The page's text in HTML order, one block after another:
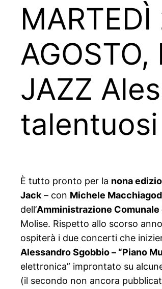
JAZZ
È tutto pronto per la nona
Jack– con Michele
dell’Amministrazione Comunale
Molise. Rispetto allo scorso
ospiterà i due concerti che
Alessandro Sgobbio – “Piano
elettronica” improntato su
(il secondo non ancora